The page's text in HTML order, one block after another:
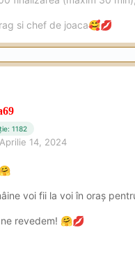
si chef de joaca🥰💋
1182
Aprilie 14, 2024
🤗
voi fii la voi în oraș
revedem! 🤗💋